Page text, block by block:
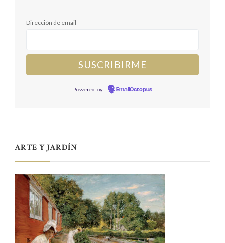
Dirección de email
Powered by EmailOctopus
ARTE Y JARDÍN